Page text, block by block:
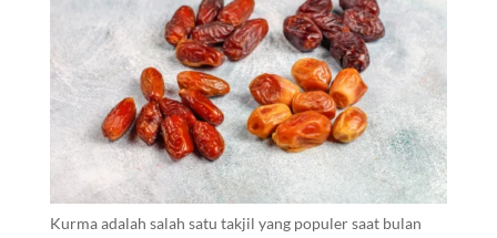
Kurma adalah salah satu takjil yang populer saat bulan